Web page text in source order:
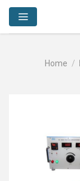
Skip
content
Home /